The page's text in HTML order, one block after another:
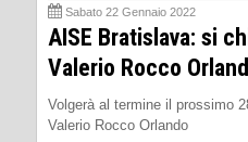
Sabato 22 Gennaio 2022
AISE Bratislava: si
Valerio Rocco
Volgerà al termine il prossimo
Valerio Rocco Orlando